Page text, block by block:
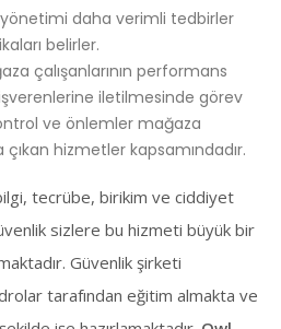
daha verimli tedbirler
belirler.
çalışanlarının performans
iletilmesinde görev
ve önlemler mağaza
hizmetler kapsamındadır.
tecrübe, birikim ve ciddiyet
sizlere bu hizmeti büyük bir
Güvenlik şirketi
tarafından eğitim almakta ve